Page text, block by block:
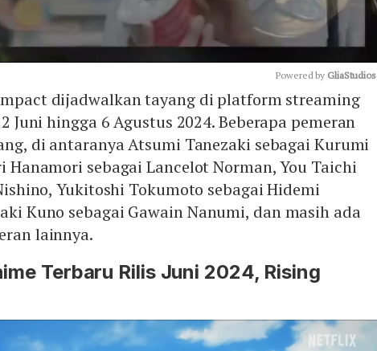
Mute
Powered by GliaStudios
dijadwalkan tayang di platform streaming
Juni hingga 6 Agustus 2024. Beberapa pemeran
di antaranya Atsumi Tanezaki sebagai Kurumi
Hanamori sebagai Lancelot Norman, You Taichi
Yukitoshi Tokumoto sebagai Hidemi
Kuno sebagai Gawain Nanumi, dan masih ada
lainnya.
Terbaru Rilis Juni 2024, Rising